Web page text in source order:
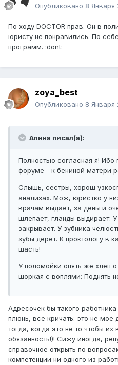
Опубликовано 8 Января
По ходу DOCTOR прав. Он в
юристу не понравились. По
программ. :dont:
zoya_best
Опубликовано 8 Января
Алина писал(а):
Полностью согласная я! Ибо
форуме - к бениной матери
Слышь, сестры, хорош
анализах. Мож, юристко у
врачам выдает, за деньги
шлепает, гланды выдирает.
закрывает. У зубника
зубы дерет. К проктологу в
шасть!
У поломойки опять же хлеп
шоркая с воплями: Поднять
Адресочек бы такого
плюнь, все кричать: это не
тогда, когда это не то чтобы их
обязанность!)! Сижу иногда,
справочное открыть по
компетенции ни одного из